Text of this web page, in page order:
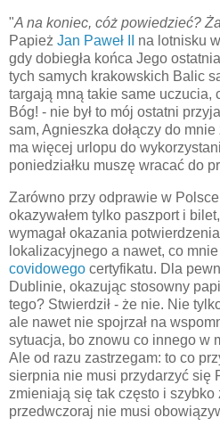
"A na koniec, cóż powiedzieć?
Papież Jan Paweł II
na lotnisku
gdy dobiegła końca Jego
tych samych krakowskich Balic
targają mną takie same uczucia,
Bóg! - nie był to mój ostatni
sam, Agnieszka dołączy do
ma więcej urlopu do
poniedziałku muszę wracać do
Zarówno przy odprawie w
okazywałem tylko paszport i
wymagał okazania
lokalizacyjnego a nawet, co
covidowego certyfikatu. Dla
Dublinie, okazując stosowny
tego? Stwierdził - że nie. Nie
ale nawet nie spojrzał na
sytuacja, bo znowu co innego w
Ale od razu zastrzegam: to co
sierpnia nie musi przydarzyć się
zmieniają się tak często i szybko
przedwczoraj nie musi